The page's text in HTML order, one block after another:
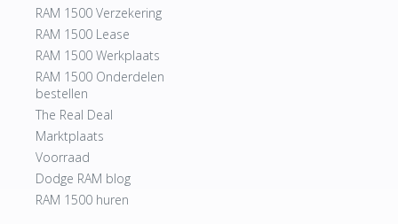
RAM 1500 Verzekering
RAM 1500 Lease
RAM 1500 Werkplaats
RAM 1500 Onderdelen
bestellen
The Real Deal
Marktplaats
Voorraad
Dodge RAM blog
RAM 1500 huren